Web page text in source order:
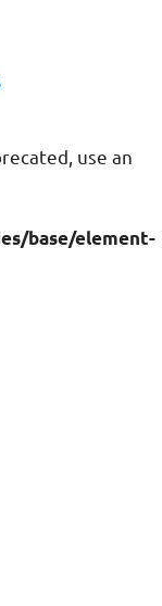
use an
base/element-